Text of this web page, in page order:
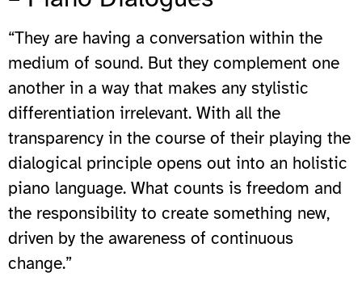
“They are having a conversation within the
medium of sound. But they complement one
another in a way that makes any stylistic
differentiation irrelevant. With all the
transparency in the course of their playing the
dialogical principle opens out into an holistic
piano language. What counts is freedom and
the responsibility to create something new,
driven by the awareness of continuous
change.”